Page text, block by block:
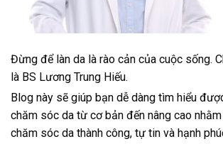
Đừng để làn da là rào cản của cuộc sống.
là BS Lương Trung Hiếu.
Blog này sẽ giúp bạn dễ dàng tìm hiểu
chăm sóc da từ cơ bản đến nâng cao
chăm sóc da thành công, tự tin và hạnh